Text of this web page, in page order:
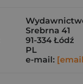
Srebrna 41
91-334 Łódź
PL
e-mail: